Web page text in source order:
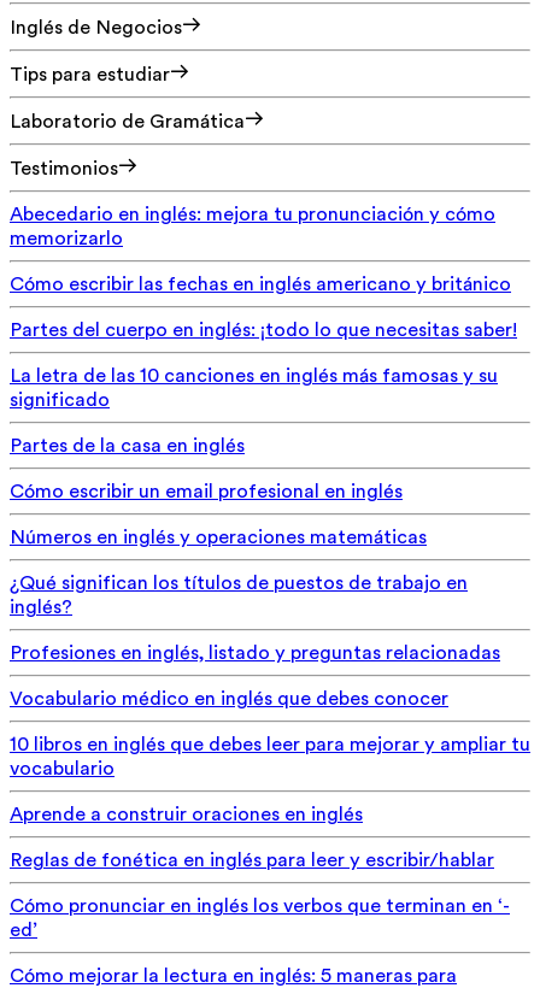
Inglés de Negocios
Tips para estudiar
Laboratorio de Gramática
Testimonios
Abecedario en inglés: mejora tu pronunciación y cómo
memorizarlo
Cómo escribir las fechas en inglés americano y británico
Partes del cuerpo en inglés: ¡todo lo que necesitas saber!
La letra de las 10 canciones en inglés más famosas y su
significado
Partes de la casa en inglés
Cómo escribir un email profesional en inglés
Números en inglés y operaciones matemáticas
¿Qué significan los títulos de puestos de trabajo en
inglés?
Profesiones en inglés, listado y preguntas relacionadas
Vocabulario médico en inglés que debes conocer
10 libros en inglés que debes leer para mejorar y ampliar tu
vocabulario
Aprende a construir oraciones en inglés
Reglas de fonética en inglés para leer y escribir/hablar
Cómo pronunciar en inglés los verbos que terminan en ‘-
ed’
Cómo mejorar la lectura en inglés: 5 maneras para